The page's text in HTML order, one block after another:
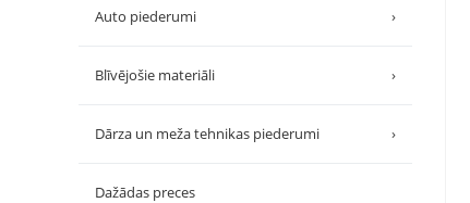
Auto piederumi ›
Blīvējošie materiāli ›
Dārza un meža tehnikas piederumi ›
Dažādas preces